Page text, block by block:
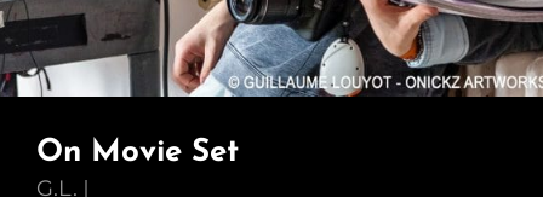
On Movie Set
G.L.